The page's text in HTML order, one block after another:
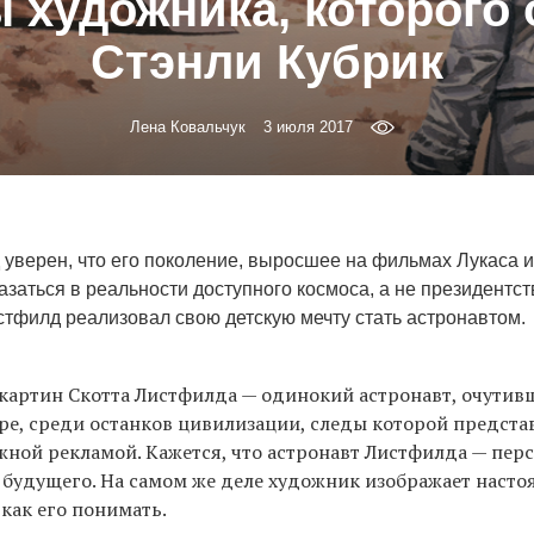
Стэнли Кубрик
Лена Ковальчук 3 июля 2017
что его поколение, выросшее на фильмах Лукаса
в реальности доступного космоса, а не
реализовал свою детскую мечту стать астронавтом.
Скотта Листфилда — одинокий астронавт,
среди останков цивилизации, следы которой
рекламой. Кажется, что астронавт Листфилда —
На самом же деле художник изображает
его понимать.